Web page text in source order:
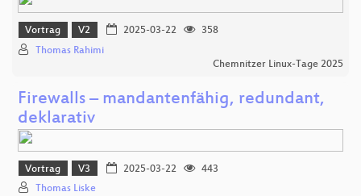
Vortrag V2 2025-03-22
358
Thomas Rahimi
Chemnitzer Linux-Tage 2025
Firewalls – mandantenfähig, redundant,
deklarativ
Vortrag V3 2025-03-22
443
Thomas Liske